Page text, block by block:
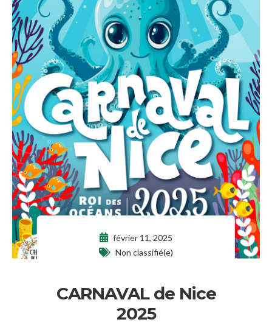
février 11, 2025
Non classifié(e)
CARNAVAL de Nice
2025